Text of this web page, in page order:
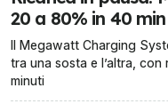
20 a 80% in 40 min
Il Megawatt Charging
tra una sosta e l’altra,
minuti